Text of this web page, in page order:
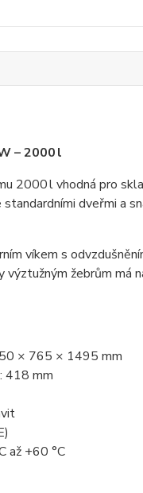
– 2000 l
2000 l vhodná pro
dveřmi a
víkem s
výztužným žebrům má
× 765 × 1495 mm
418 mm
až +60 °C